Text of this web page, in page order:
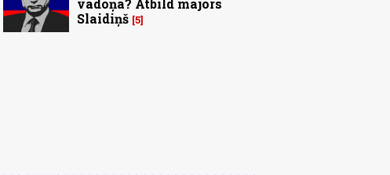
vadoņa? Atbild majors
Slaidiņš 5